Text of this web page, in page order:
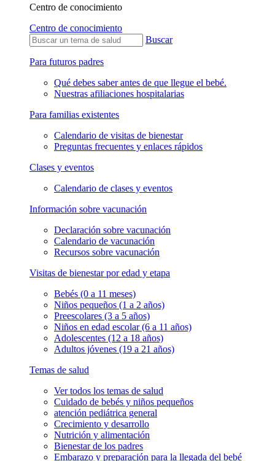
Centro de conocimiento
Centro de conocimiento
Buscar
Para futuros padres
Qué debes saber antes de que llegue el bebé.
Nuestras afiliaciones hospitalarias
Para familias existentes
Calendario de visitas de bienestar
Preguntas frecuentes y enlaces rápidos
Clases y eventos
Calendario de clases y eventos
Información sobre vacunación
Declaración sobre vacunación
Calendario de vacunación
Recursos sobre vacunación
Visitas de bienestar por edad y etapa
Bebés (0 a 11 meses)
Niños pequeños (1 a 2 años)
Preescolares (3 a 5 años)
Niños en edad escolar (6 a 11 años)
Adolescentes (12 a 18 años)
Adultos jóvenes (19 a 21 años)
Temas de salud
Ver todos los temas de salud
Cuidado de bebés y niños pequeños
atención pediátrica general
Crecimiento y desarrollo
Nutrición y alimentación
Bienestar de los padres
Embarazo y preparación para la llegada del bebé